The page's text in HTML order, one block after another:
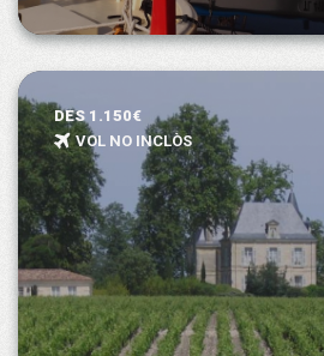
DES 1.150€
VOL NO INCLÒS